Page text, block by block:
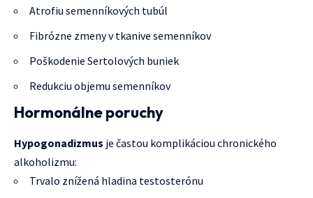
Atrofiu semenníkových tubúl
Fibrózne zmeny v tkanive semenníkov
Poškodenie Sertolových buniek
Redukciu objemu semenníkov
Hormonálne poruchy
Hypogonadizmus je častou komplikáciou chronického
alkoholizmu:
Trvalo znížená hladina testosterónu